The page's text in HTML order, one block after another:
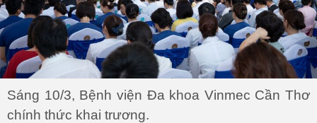
Sáng 10/3, Bệnh viện Đa khoa Vinmec Cần Thơ
chính thức khai trương.